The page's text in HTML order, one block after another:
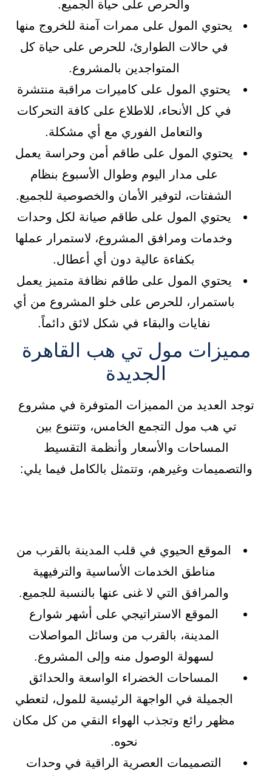
والحرص على حياة الجميع.
يحتوي المول على ممرات آمنة للخروج منها
في حالات الطوارئ، للحرص على حياة كل
المتواجدين بالمشروع.
يحتوي المول على كاميرات مراقبة منتشرة
في كل الأنحاء، للاطلاع على كافة التحركات
والتعامل الفوري مع أي مشكلة.
يحتوي المول على طاقم أمن وحراسة يعمل
على مدار اليوم وطوال الأسبوع بنظام
الشفتات، لتوفير الأمان والخصوصية للجميع.
يحتوي المول على طاقم صيانة لكل وحدات
وخدمات ومرافق المشروع، لاستمرار عملها
بكفاءة عالية دون أي أعطال.
يحتوي المول على طاقم نظافة متميز يعمل
باستمرار، للحرص على خلو المشروع من أي
نفايات والبقاء في شكل لائق دائماً.
مميزات مول تي هب القاهرة
الجديدة
توجد العديد من المميزات المتوفرة في مشروع
تي هب مول التجمع الخامس، وتتنوع بين
المساحات والأسعار وأنظمة التقسيط
والتصميمات وغيرهم، وتتمثل بالكامل فيما يلي:
الموقع الحيوي في قلب المدينة بالقرب من
مناطق الخدمات الأساسية والترفيهية
والمرافق التي لا غنى عنها بالنسبة للجميع.
الموقع الاستراتيجي على أشهر شوارع
المدينة، بالقرب من وسائل المواصلات
لسهولة الوصول منه وإلى المشروع.
المساحات الخضراء الواسعة والحدائق
الجميلة في الواجهة الرئيسية للمول، لتعطي
مظهر رائع وتجذب الهواء النقي من كل مكان
نحوه.
التصميمات العصرية الراقية في وحدات